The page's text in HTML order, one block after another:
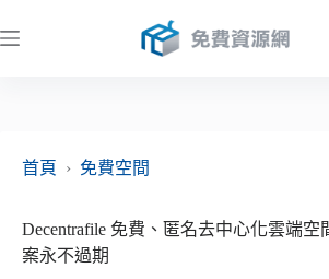
至
首頁
› 免費空間
Decentrafile 免費、匿名去中心化雲端空
案永不過期